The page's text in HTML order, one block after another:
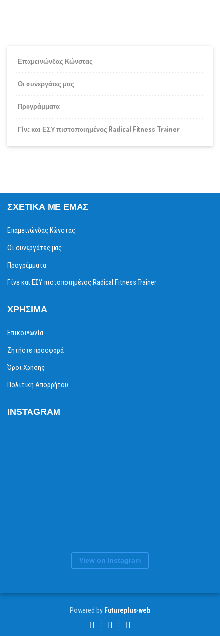
Επαμεινώνδας Κώνστας
Οι συνεργάτες μας
Προγράμματα
Γίνε και ΕΣΥ πιστοποιημένος Radical Fitness Trainer
ΣΧΕΤΙΚΆ ΜΕ ΕΜΆΣ
Επαμεινώνδας Κώνστας
Οι συνεργάτες μας
Προγράμματα
Γίνε και ΕΣΥ πιστοποιημένος Radical Fitness Trainer
ΧΡΉΣΙΜΑ
Επικοινωνία
Ζητήστε προσφορά
Όροι Χρήσης
Πολιτική Απορρήτου
INSTAGRAM
View on Instagram
Powered by Futureplus-web